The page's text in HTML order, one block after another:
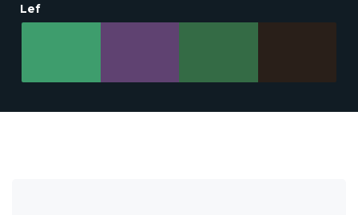
Lef